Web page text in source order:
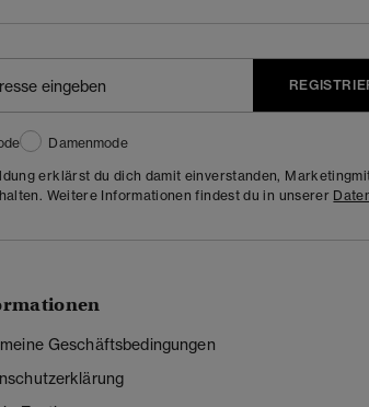
Damenmode
erklärst du dich damit einverstanden,
Weitere Informationen findest du in unserer
Geschäftsbedingungen